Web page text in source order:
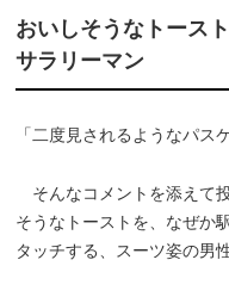
おいしそうなトース
サラリーマン
「二度見されるようなパス
そんなコメントを添えて
そうなトーストを、なぜか
タッチする、スーツ姿の男